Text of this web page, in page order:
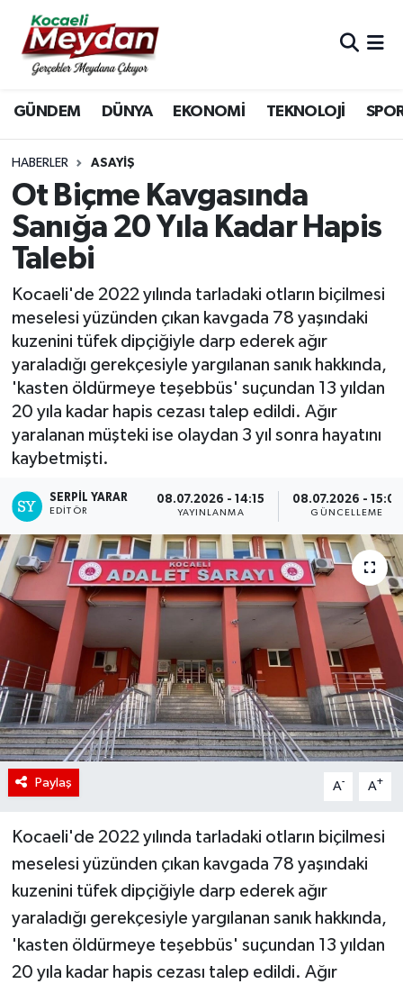
GÜNDEM DÜNYA EKONOMİ TEKNOLOJİ
HABERLER ASAYIŞ
Ot Biçme Kavgasında
Sanığa 20 Yıla Kadar Hapis
Talebi
Kocaeli'de 2022 yılında tarladaki otların biçilmesi
meselesi yüzünden çıkan kavgada 78 yaşındaki
kuzenini tüfek dipçiğiyle darp ederek ağır
yaraladığı gerekçesiyle yargılanan sanık hakkında,
'kasten öldürmeye teşebbüs' suçundan 13 yıldan
20 yıla kadar hapis cezası talep edildi. Ağır
yaralanan müşteki ise olaydan 3 yıl sonra hayatını
kaybetmişti.
SERPİL YARAR
EDITÖR
08.07.2026 - 14:15
YAYINLANMA
08.07.2026 - 15:07
GÜNCELLEME
Paylaş A- A+
Kocaeli'de 2022 yılında tarladaki otların biçilmesi
meselesi yüzünden çıkan kavgada 78 yaşındaki
kuzenini tüfek dipçiğiyle darp ederek ağır
yaraladığı gerekçesiyle yargılanan sanık hakkında,
'kasten öldürmeye teşebbüs' suçundan 13 yıldan
20 yıla kadar hapis cezası talep edildi. Ağır
Nöbetçi Eczaneler
Hava Durumu
Trafik Durumu
Süper Lig Puan Durumu ve Fikstür
Tüm Manşetler
Son Dakika Haberleri
Haber Arşivi